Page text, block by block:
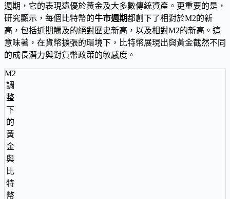
週期，它的表現遠優於黃金及大多數傳統資產。更重要的是，
研究顯示，每個比特幣的牛市週期都創下了相對於M2的新
高，包括近期觸及的絕對歷史新高，以及相對M2的新高。這
意味著，在貨幣擴張的環境下，比特幣展現出與黃金截然不同
的成長潛力與對貨幣政策的敏感度。
M2
調
整
下
的
黃
金
與
比
特
幣